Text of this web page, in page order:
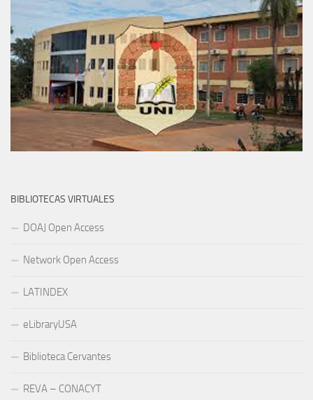
BIBLIOTECAS VIRTUALES
DOAJ Open Access
Network Open Access
LATINDEX
eLibraryUSA
Biblioteca Cervantes
REVA – CONACYT